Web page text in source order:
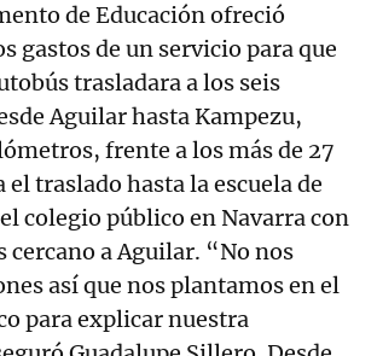
de Educación ofreció
gastos de un servicio para que
trasladara a los seis
Aguilar hasta Kampezu,
frente a los más de 27
el traslado hasta la escuela de
colegio público en Navarra con
cercano a Aguilar. “No nos
así que nos plantamos en el
para explicar nuestra